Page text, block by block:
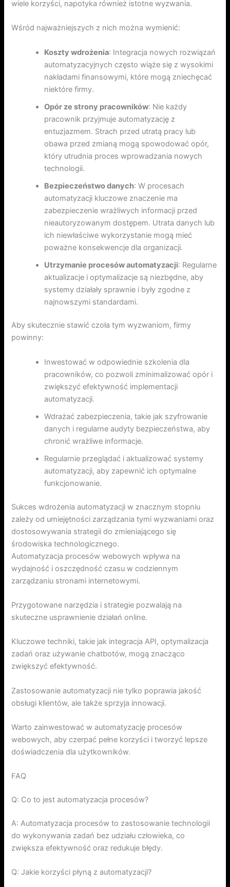
wiele korzyści, napotyka również istotne wyzwania.
Wśród najważniejszych z nich można wymienić:
Koszty wdrożenia: Integracja nowych rozwiązań
automatyzacyjnych często wiąże się z wysokimi
nakładami finansowymi, które mogą zniechęcać
niektóre firmy.
Opór ze strony pracowników: Nie każdy
pracownik przyjmuje automatyzację z
entuzjazmem. Strach przed utratą pracy lub
obawa przed zmianą mogą spowodować opór,
który utrudnia proces wprowadzania nowych
technologii.
Bezpieczeństwo danych: W procesach
automatyzacji kluczowe znaczenie ma
zabezpieczenie wrażliwych informacji przed
nieautoryzowanym dostępem. Utrata danych lub
ich niewłaściwe wykorzystanie mogą mieć
poważne konsekwencje dla organizacji.
Utrzymanie procesów automatyzacji: Regularne
aktualizacje i optymalizacje są niezbędne, aby
systemy działały sprawnie i były zgodne z
najnowszymi standardami.
Aby skutecznie stawić czoła tym wyzwaniom, firmy
powinny:
Inwestować w odpowiednie szkolenia dla
pracowników, co pozwoli zminimalizować opór i
zwiększyć efektywność implementacji
automatyzacji.
Wdrażać zabezpieczenia, takie jak szyfrowanie
danych i regularne audyty bezpieczeństwa, aby
chronić wrażliwe informacje.
Regularnie przeglądać i aktualizować systemy
automatyzacji, aby zapewnić ich optymalne
funkcjonowanie.
Sukces wdrożenia automatyzacji w znacznym stopniu
zależy od umiejętności zarządzania tymi wyzwaniami oraz
dostosowywania strategii do zmieniającego się
środowiska technologicznego.
Automatyzacja procesów webowych wpływa na
wydajność i oszczędność czasu w codziennym
zarządzaniu stronami internetowymi.
Przygotowane narzędzia i strategie pozwalają na
skuteczne usprawnienie działań online.
Kluczowe techniki, takie jak integracja API, optymalizacja
zadań oraz używanie chatbotów, mogą znacząco
zwiększyć efektywność.
Zastosowanie automatyzacji nie tylko poprawia jakość
obsługi klientów, ale także sprzyja innowacji.
Warto zainwestować w automatyzację procesów
webowych, aby czerpać pełne korzyści i tworzyć lepsze
doświadczenia dla użytkowników.
FAQ
Q: Co to jest automatyzacja procesów?
A: Automatyzacja procesów to zastosowanie technologii
do wykonywania zadań bez udziału człowieka, co
zwiększa efektywność oraz redukuje błędy.
Q: Jakie korzyści płyną z automatyzacji?